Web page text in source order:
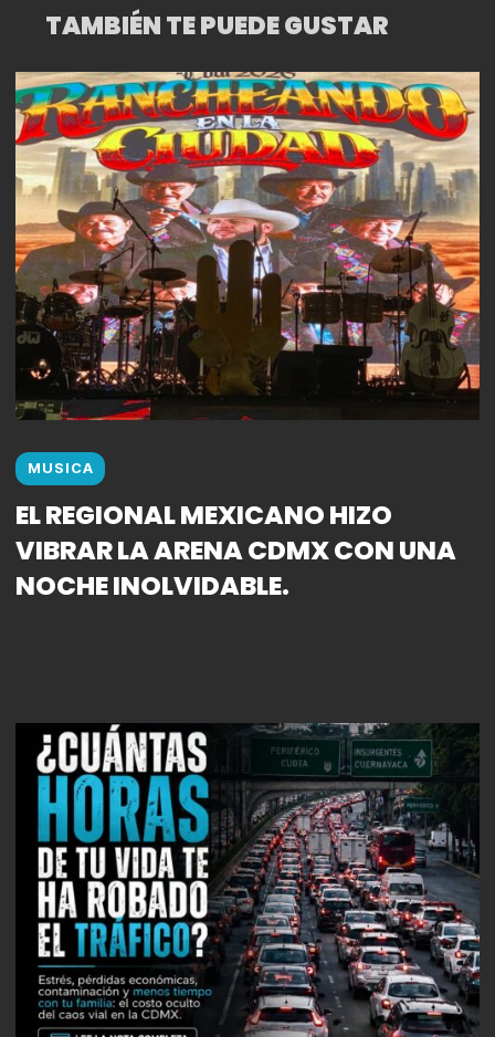
TAMBIÉN TE PUEDE GUSTAR
MUSICA
EL REGIONAL MEXICANO HIZO
VIBRAR LA ARENA CDMX CON UNA
NOCHE INOLVIDABLE.